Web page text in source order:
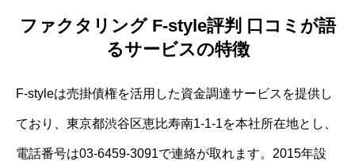
ファクタリング F-style評判 口コミが語
るサービスの特徴
F-styleは売掛債権を活用した資金調達サービスを提供し
ており、東京都渋谷区恵比寿南1-1-1を本社所在地とし、
電話番号は03-6459-3091で連絡が取れます。2015年設